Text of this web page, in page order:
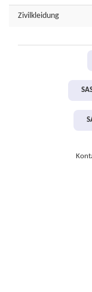
Zivilkleidung